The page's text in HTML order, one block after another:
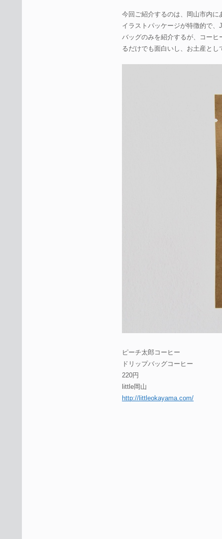
今回ご紹介するのは、岡山市内に
イラストパッケージが特徴的で
バッグのみを紹介するが、コー
るだけでも面白いし、お土産とし
ピーチ太郎コーヒー
ドリップバッグコーヒー
220円
little岡山
http://littleokayama.com/